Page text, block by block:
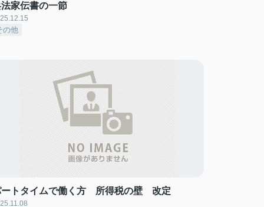
家伝書の一節
の他
ートタイムで働く方 所得税の壁 改定